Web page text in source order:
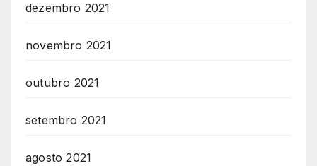
dezembro 2021
novembro 2021
outubro 2021
setembro 2021
agosto 2021